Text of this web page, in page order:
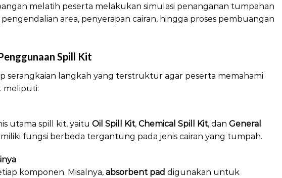
melatih peserta melakukan simulasi penanganan tumpahan
area, penyerapan cairan, hingga proses pembuangan
Spill Kit
serangkaian langkah yang terstruktur agar peserta memahami
meliputi:
utama spill kit, yaitu Oil Spill Kit, Chemical Spill Kit, dan General
fungsi berbeda tergantung pada jenis cairan yang tumpah.
komponen. Misalnya, absorbent pad digunakan untuk